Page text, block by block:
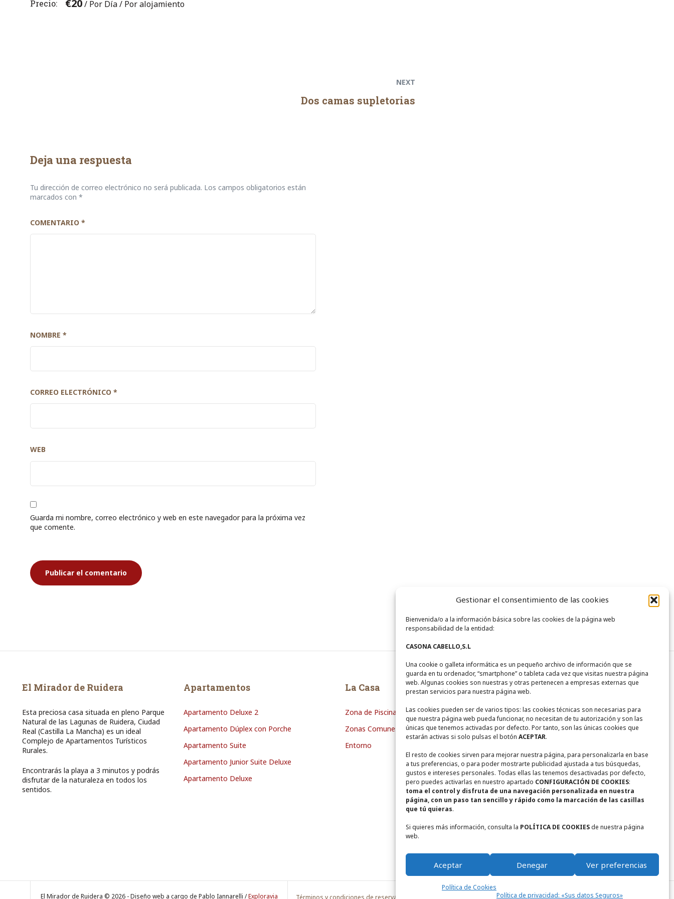
Gestionar el consentimiento de las cookies
Bienvenida/o a la información básica sobre las cookies de la página web
responsabilidad de la entidad:
CASONA CABELLO,S.L
Una cookie o galleta informática es un pequeño archivo de información que se
guarda en tu ordenador, “smartphone” o tableta cada vez que visitas nuestra página
web. Algunas cookies son nuestras y otras pertenecen a empresas externas que
prestan servicios para nuestra página web.
Las cookies pueden ser de varios tipos: las cookies técnicas son necesarias para
que nuestra página web pueda funcionar, no necesitan de tu autorización y son las
únicas que tenemos activadas por defecto. Por tanto, son las únicas cookies que
estarán activas si solo pulsas el botón ACEPTAR.
El resto de cookies sirven para mejorar nuestra página, para personalizarla en base
a tus preferencias, o para poder mostrarte publicidad ajustada a tus búsquedas,
gustos e intereses personales. Todas ellas las tenemos desactivadas por defecto,
pero puedes activarlas en nuestro apartado CONFIGURACIÓN DE COOKIES:
toma el control y disfruta de una navegación personalizada en nuestra
página, con un paso tan sencillo y rápido como la marcación de las casillas
que tú quieras.
Si quieres más información, consulta la POLÍTICA DE COOKIESde nuestra página
web.
Aceptar Denegar Ver preferencias
Política de Cookies
Política de privacidad: «Sus datos Seguros»
Precio €20/ Por Día / Por alojamiento
NEXT
Dos camas supletorias
Deja una respuesta
Tu dirección de correo electrónico no será publicada. Los campos obligatorios están
marcados con *
COMENTARIO *
NOMBRE *
CORREO ELECTRÓNICO *
WEB
Guarda mi nombre, correo electrónico y web en este navegador para la próxima vez
que comente.
El Mirador de Ruidera
Esta preciosa casa situada en pleno Parque
Natural de las Lagunas de Ruidera, Ciudad
Real (Castilla La Mancha) es un ideal
Complejo de Apartamentos Turísticos
Rurales.
Encontrarás la playa a 3 minutos y podrás
disfrutar de la naturaleza en todos los
sentidos.
Apartamentos
Apartamento Deluxe 2
Apartamento Dúplex con Porche
Apartamento Suite
Apartamento Junior Suite Deluxe
Apartamento Deluxe
La Casa
Zona de Piscina
Zonas Comunes
Entorno
Contacto
Calle Encina Nº 10,
(13249) Ruidera, Ciudad Real
+ 34 655948356
casaruralmiradorderuidera@gmail.com
El Mirador de Ruidera © 2026 - Diseño web a cargo de Pablo Iannarelli /Exploravia Términos y condiciones de reserva Política de privacidad: «Sus datos Seguros» Política de Cookies